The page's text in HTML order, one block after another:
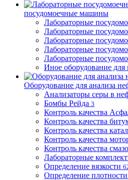
посудомоечные машины
Лабораторные
Лабораторные
Лабораторные
Лабораторные
Лабораторные
Иное оборудование
Оборудование для анализа
Анализаторы серы в
Бомбы Рейда 3
Контроль качества
Контроль качества
Контроль качества
Контроль качества
Контроль качества
Лабораторные
Определение вязкости
Определение